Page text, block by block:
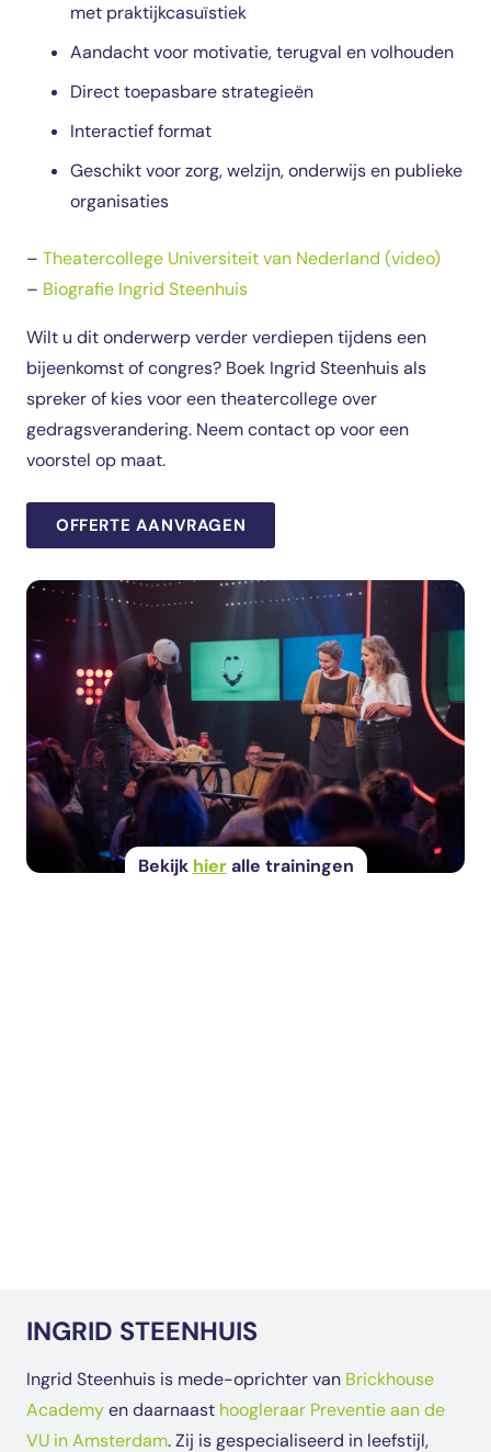
met praktijkcasuïstiek
Aandacht voor motivatie, terugval en volhouden
Direct toepasbare strategieën
Interactief format
Geschikt voor zorg, welzijn, onderwijs en publieke
organisaties
– Theatercollege Universiteit van Nederland (video)
– Biografie Ingrid Steenhuis
Wilt u dit onderwerp verder verdiepen tijdens een
bijeenkomst of congres? Boek Ingrid Steenhuis als
spreker of kies voor een theatercollege over
gedragsverandering. Neem contact op voor een
voorstel op maat.
OFFERTE AANVRAGEN
Bekijk hieralle trainingen
INGRID STEENHUIS
Ingrid Steenhuis is mede-oprichter van Brickhouse
Academyen daarnaast hoogleraar Preventie aan de
VU in Amsterdam. Zij is gespecialiseerd in leefstijl,